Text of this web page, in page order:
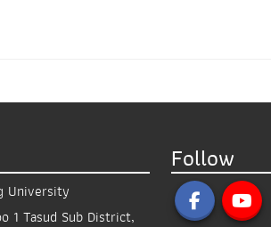
University
1 Tasud Sub District,
Follow